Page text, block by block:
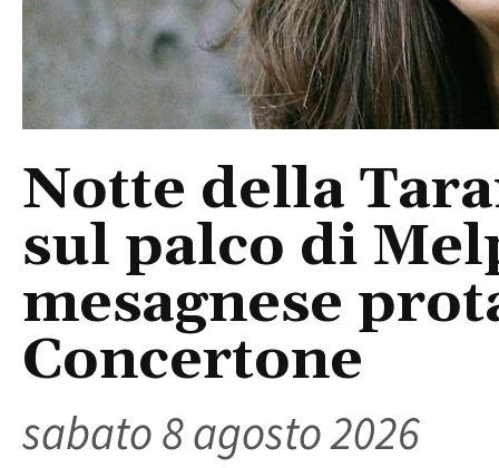
Notte della
sul palco di
mesagnese
Concertone
sabato 8 agosto 2026